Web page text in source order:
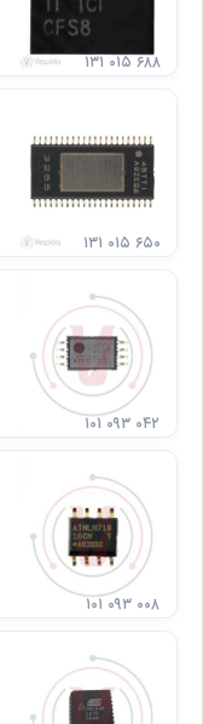
۱۳۱ ۰۱۵ ۶۸۸
۱۳۱ ۰۱۵ ۶۵۰
۱۰۱ ۰۹۳ ۰۴۲
۱۰۱ ۰۹۳ ۰۰۸